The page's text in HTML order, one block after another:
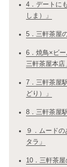
4．デートに
しま）」
5．三軒茶屋
6．焼鳥×ビ
三軒茶屋本店
7．三軒茶屋
どり）」
8．三軒茶屋
９．ムード
タラ」
10．三軒茶